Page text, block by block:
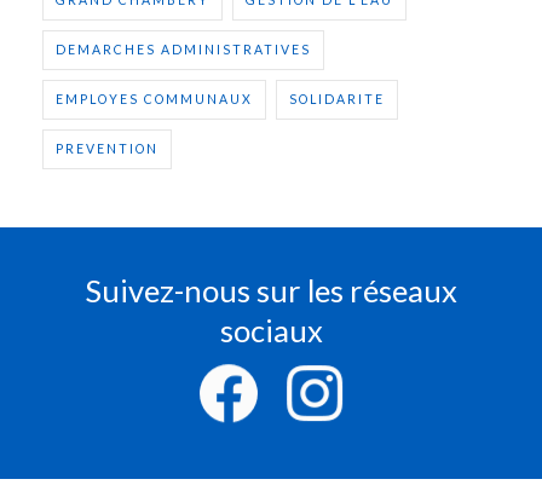
DEMARCHES ADMINISTRATIVES
EMPLOYES COMMUNAUX SOLIDARITE
PREVENTION
Suivez-nous sur les réseaux
sociaux